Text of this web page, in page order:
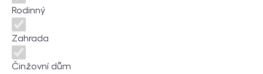
Rodinný
Zahrada
Činžovní dům